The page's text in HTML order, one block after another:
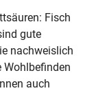
Fisch
gute
nachweislich
auch